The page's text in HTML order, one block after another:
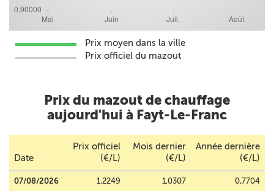
Prix moyen dans la ville
Prix officiel du mazout
Prix du mazout de chauffage
aujourd'hui à Fayt-Le-Franc
Date
Prix officiel
(€/L)
Mois dernier
(€/L)
Année dernière
(€/L)
07/08/2026 1,2249 1,0307 0,7704